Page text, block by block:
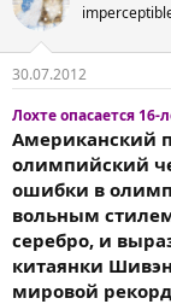
30.07.2012
Лохте опасается
Американский
олимпийский
ошибки в
вольным
серебро, и
китаянки
мировой